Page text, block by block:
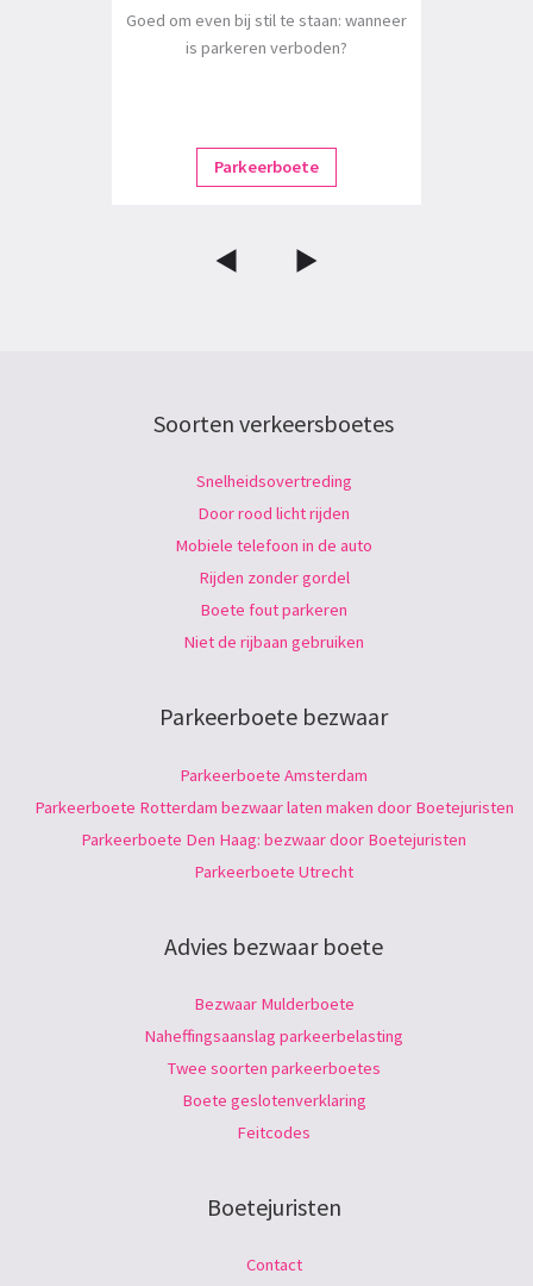
Goed om even bij stil te staan: wanneer
is parkeren verboden?
Parkeerboete
Soorten verkeersboetes
Snelheidsovertreding
Door rood licht rijden
Mobiele telefoon in de auto
Rijden zonder gordel
Boete fout parkeren
Niet de rijbaan gebruiken
Parkeerboete bezwaar
Parkeerboete Amsterdam
Parkeerboete Rotterdam bezwaar laten maken door Boetejuristen
Parkeerboete Den Haag: bezwaar door Boetejuristen
Parkeerboete Utrecht
Advies bezwaar boete
Bezwaar Mulderboete
Naheffingsaanslag parkeerbelasting
Twee soorten parkeerboetes
Boete geslotenverklaring
Feitcodes
Boetejuristen
Contact